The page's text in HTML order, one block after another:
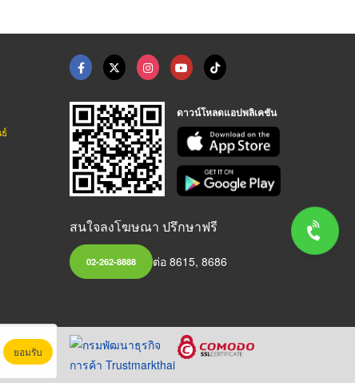
ดาวน์โหลดแอปพลิเคชัน
สนใจลงโฆษณา ปรึกษาฟรี
02-262-8888 ต่อ 8615, 8686
น)ยอมรับ